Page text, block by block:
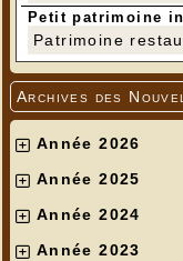
Petit patrimoine
Patrimoine
Archives des
Année 2026
Année 2025
Année 2024
Année 2023